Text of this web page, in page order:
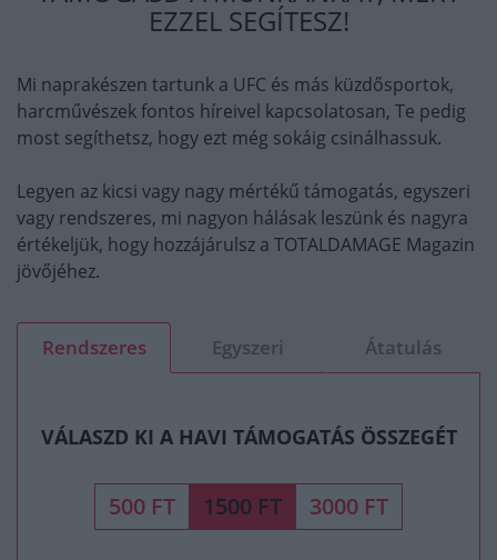
EZZEL SEGÍTESZ!
Mi naprakészen tartunk a UFC és más küzdősportok,
harcművészek fontos híreivel kapcsolatosan, Te pedig
most segíthetsz, hogy ezt még sokáig csinálhassuk.
Legyen az kicsi vagy nagy mértékű támogatás, egyszeri
vagy rendszeres, mi nagyon hálásak leszünk és nagyra
értékeljük, hogy hozzájárulsz a TOTALDAMAGE Magazin
jövőjéhez.
Rendszeres Egyszeri Átatulás
VÁLASZD KI A HAVI TÁMOGATÁS ÖSSZEGÉT
500 FT 1500 FT 3000 FT